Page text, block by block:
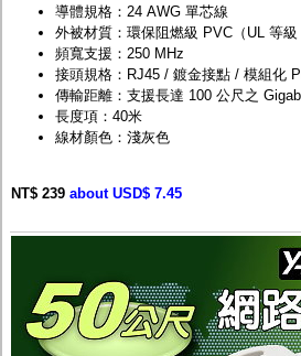
導體規格：24 AWG 單芯線
外被材質：環保阻燃級 PVC（UL 等級
頻寬支援：250 MHz
接頭規格：RJ45 / 鍍金接點 / 模組化
傳輸距離：支援長達 100 公尺之
長度項：40米
線材顏色：淺灰色
NT$ 239 about USD$ 7.45